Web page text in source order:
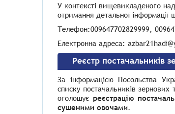
У контексті вищевикладеного
отримання детальної інформації
Телефон:009647702829999,
Електронна адреса:
Реєстр постачальників
За інформацією Посольства
списку постачальників
оголошує реєстрацію
сушеними овочами.